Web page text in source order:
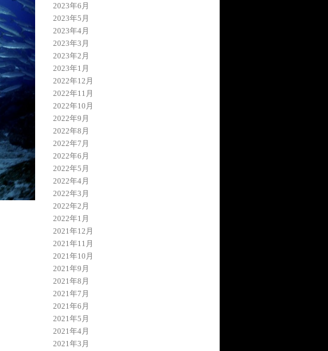
2023年6月
2023年5月
2023年4月
2023年3月
2023年2月
2023年1月
2022年12月
2022年11月
2022年10月
2022年9月
2022年8月
2022年7月
2022年6月
2022年5月
2022年4月
2022年3月
2022年2月
2022年1月
2021年12月
2021年11月
2021年10月
2021年9月
2021年8月
2021年7月
2021年6月
2021年5月
2021年4月
2021年3月